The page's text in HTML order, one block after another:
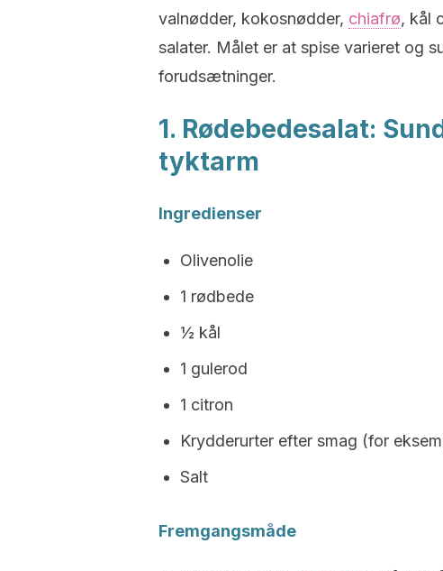
valnødder, kokosnødder, chiafrø, kål
salater. Målet er at spise varieret og
forudsætninger.
1. Rødebedesalat:
tyktarm
Ingredienser
Olivenolie
1 rødbede
½ kål
1 gulerod
1 citron
Krydderurter efter smag (for
Salt
Fremgangsmåde